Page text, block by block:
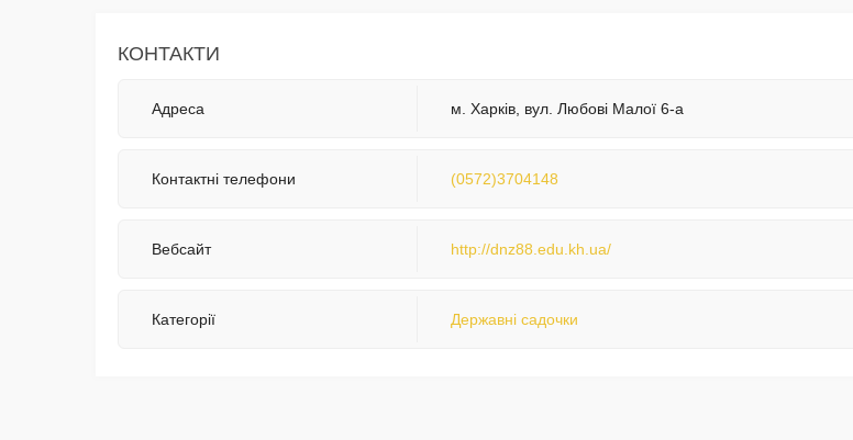
КОНТАКТИ
Адреса м. Харків, вул. Любові Малої 6-а
Контактні телефони (0572)3704148
Вебсайт http://dnz88.edu.kh.ua/
Категорії Державні садочки